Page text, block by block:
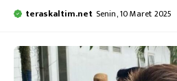
teraskaltim.net Senin, 10 Maret 2025